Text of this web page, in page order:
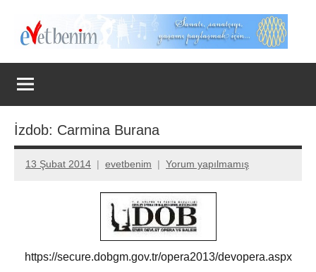
Evet
Benim
İzdob: Carmina Burana
13 Şubat 2014 evetbenim Yorum yapılmamış
https://secure.dobgm.gov.tr/opera2013/devopera.aspx